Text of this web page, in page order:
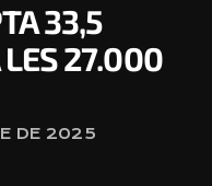
33,5
27.000
DE 2025